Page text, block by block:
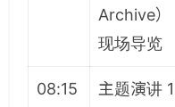
Archive）
现场导览
08:15
主题演讲 1